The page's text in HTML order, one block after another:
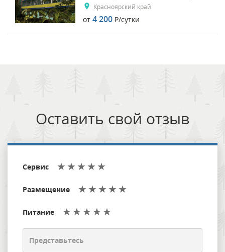
Красноярский край
от 4 200 Р/сутки
Оставить свой отзыв
Сервис
Размещение
Питание